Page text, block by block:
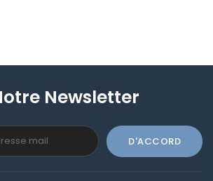
Newsletter